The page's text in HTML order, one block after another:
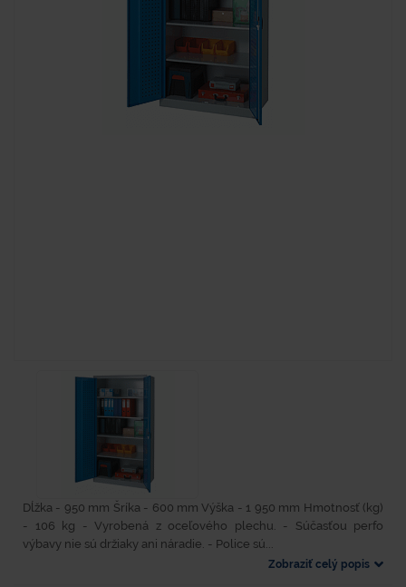
Dĺžka - 950 mm Šríka - 600 mm Výška - 1 950 mm Hmotnosť (kg)
- 106 kg - Vyrobená z oceľového plechu. - Súčasťou perfo
výbavy nie sú držiaky ani náradie. - Police sú...
Zobraziť celý popis